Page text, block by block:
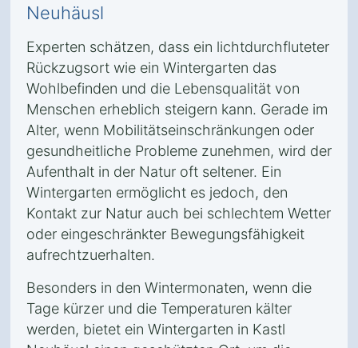
Neuhäusl
Experten schätzen, dass ein lichtdurchfluteter
Rückzugsort wie ein Wintergarten das
Wohlbefinden und die Lebensqualität von
Menschen erheblich steigern kann. Gerade im
Alter, wenn Mobilitätseinschränkungen oder
gesundheitliche Probleme zunehmen, wird der
Aufenthalt in der Natur oft seltener. Ein
Wintergarten ermöglicht es jedoch, den
Kontakt zur Natur auch bei schlechtem Wetter
oder eingeschränkter Bewegungsfähigkeit
aufrechtzuerhalten.
Besonders in den Wintermonaten, wenn die
Tage kürzer und die Temperaturen kälter
werden, bietet ein Wintergarten in Kastl